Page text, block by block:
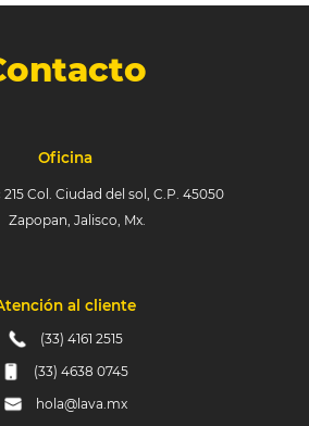
Oficina
Col. Ciudad del sol, C.P. 45050
Zapopan, Jalisco, Mx.
al cliente
(33) 4161 2515
(33) 4638 0745
hola@lava.mx